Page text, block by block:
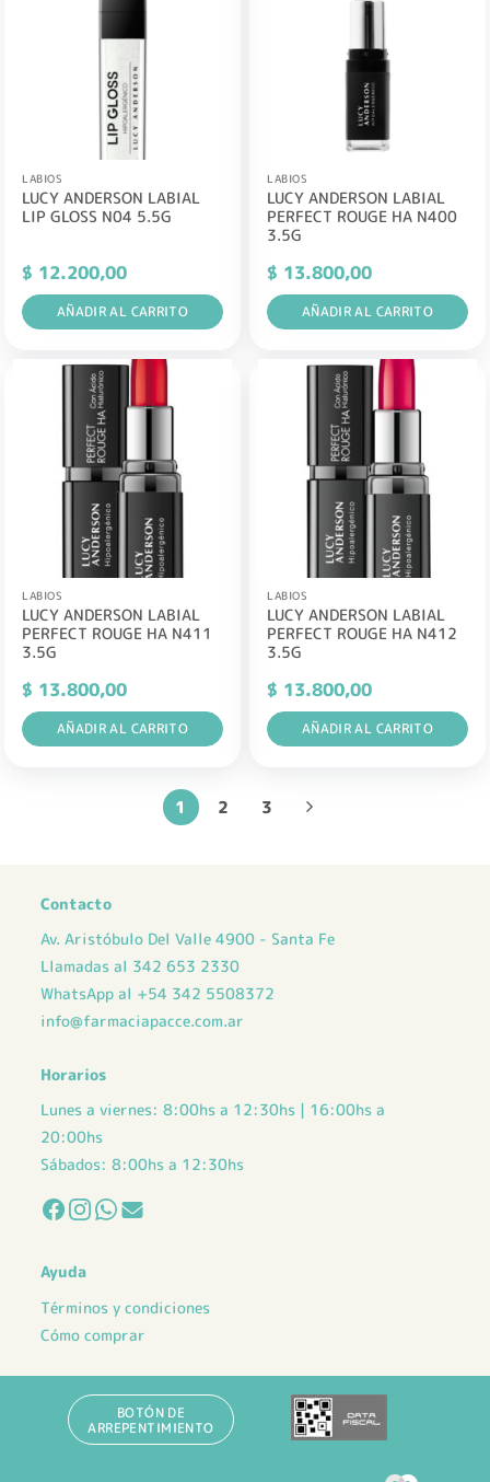
LABIOS
LUCY ANDERSON LABIAL
LIP GLOSS N04 5.5G
$ 12.200,00
AÑADIR AL CARRITO
LABIOS
LUCY ANDERSON LABIAL
PERFECT ROUGE HA N400
3.5G
$ 13.800,00
AÑADIR AL CARRITO
LABIOS
LUCY ANDERSON LABIAL
PERFECT ROUGE HA N411
3.5G
$ 13.800,00
AÑADIR AL CARRITO
LABIOS
LUCY ANDERSON LABIAL
PERFECT ROUGE HA N412
3.5G
$ 13.800,00
AÑADIR AL CARRITO
1 2 3
Contacto
Av. Aristóbulo Del Valle 4900 - Santa Fe
Llamadas al 342 653 2330
WhatsApp al +54 342 5508372
info@farmaciapacce.com.ar
Horarios
Lunes a viernes: 8:00hs a 12:30hs | 16:00hs a
20:00hs
Sábados: 8:00hs a 12:30hs
Ayuda
Términos y condiciones
Cómo comprar
BOTÓN DE
ARREPENTIMIENTO